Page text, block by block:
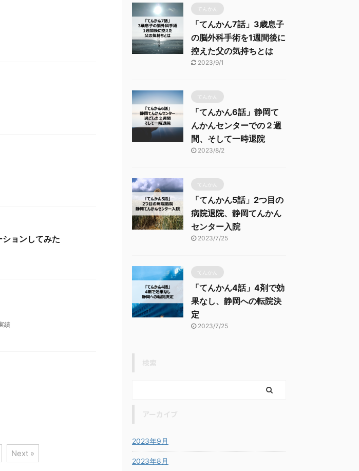
ョンしてみた
績
Next »
てんかん
「てんかん7話」3歳息子
の脳外科手術を1週間後に
控えた父の気持ちとは
2023/9/1
てんかん
「てんかん6話」静岡て
んかんセンターでの２週
間、そして一時退院
2023/8/2
てんかん
「てんかん5話」2つ目の
病院退院、静岡てんかん
センター入院
2023/7/25
てんかん
「てんかん4話」4剤で効
果なし、静岡への転院決
定
2023/7/25
検索
アーカイブ
2023年9月
2023年8月